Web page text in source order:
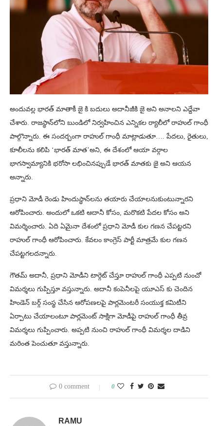
అందువల్ల భారత్ మాతాకీ జై కి బదులు అదానీజీకి జై అని అనాలని ఎద్దేవా
చేశారు. రాజస్థాన్‌లోని బుండిలో నిర్వహించిన ఎన్నికల ర్యాలీలో రాహుల్ గాంధీ
పాల్గొన్నారు. ఈ సందర్బంగా రాహుల్ గాంధీ మాట్లాడుతూ…. పేదలు, రైతులు,
కూలీలను కలిపి ‘భారత్ మాత’అని, ఈ దేశంలో ఆయా వర్గాల
భాగస్వామ్యానికి భరోసా లభించినప్పుడే భారత్ మాతకు జై అని ఆయన
అన్నారు.
ప్రధాని మోడీ రెండు హిందుస్థాన్‌లను తయారు చేయాలనుకుంటున్నారని
ఆరోపించారు. అందులో ఒకటి ఆదానీ కోసం, మరొకటి పేదల కోసం అని
విమర్శించారు. ఏది ఏమైనా దేశంలో ప్రధాని మోడీ కుల గణన చేపట్టరని
రాహుల్ గాంధీ ఆరోపించారు. కేవలం కాంగ్రెస్ పార్టీ మాత్రమే కుల గణన
చేపట్టగలదన్నారు.
గౌతమ్ అదానీ, ప్రధాని మోడీని టార్గెట్ చేస్తూ రాహుల్ గాంధీ ఎప్పటి నుంచో
విమర్శలు గుప్పిస్తూ వస్తున్నారు. అదానీ కంపెనీలపై యూఎస్ కు చెందిన
హిండెన్ బర్గ్ సంస్థ చేసిన ఆరోపణలపై పార్లమెంటరీ సంయుక్త కమిటీని
ఏర్పాటు చేయాలంటూ పార్లమెంట్ సాక్షిగా మోడీపై రాహుల్ గాంధీ తీవ్ర
విమర్శలు గుప్పించారు. అప్పటి నుంచి రాహుల్ గాంధీ విమర్శల దాడిని
మరింత పెంచుతూ వస్తున్నారు.
0 comment 0
RAMU